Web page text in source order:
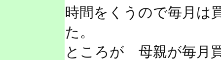
時間をくうので毎月は
た。
ところが 母親が毎月